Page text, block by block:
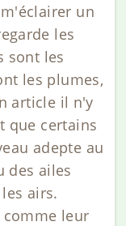
un
les
sont les
les plumes,
article il n'y
que certains
adepte au
des ailes
airs.
leur